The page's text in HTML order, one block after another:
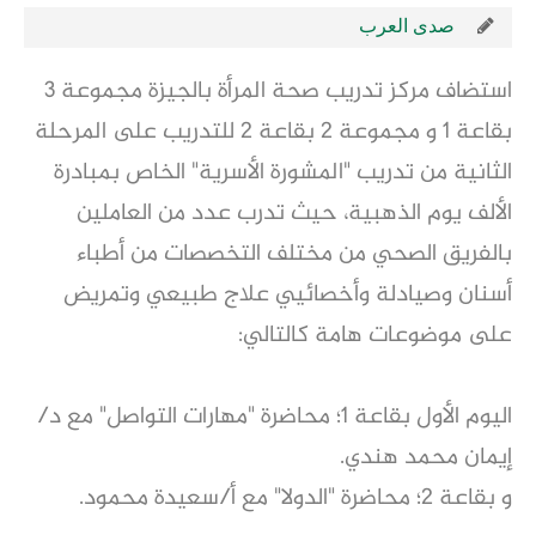
صدى العرب
استضاف مركز تدريب صحة المرأة بالجيزة مجموعة ٣
بقاعة ١ و مجموعة ٢ بقاعة ٢ للتدريب على المرحلة
الثانية من تدريب "المشورة الأسرية" الخاص بمبادرة
الألف يوم الذهبية، حيث تدرب عدد من العاملين
بالفريق الصحي من مختلف التخصصات من أطباء
أسنان وصيادلة وأخصائيي علاج طبيعي وتمريض
على موضوعات هامة كالتالي:
اليوم الأول بقاعة ١؛ محاضرة "مهارات التواصل" مع د/
إيمان محمد هندي.
و بقاعة ٢؛ محاضرة "الدولا" مع أ/سعيدة محمود.